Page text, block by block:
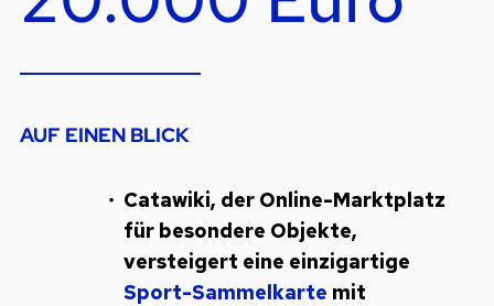
AUF EINEN BLICK
Catawiki, der Online-Marktplatz
für besondere Objekte,
versteigert eine einzigartige
Sport-Sammelkarte mit